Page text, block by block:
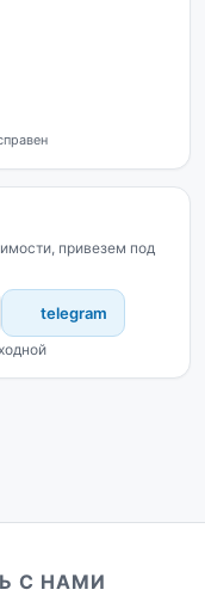
привезем под
telegram
С НАМИ